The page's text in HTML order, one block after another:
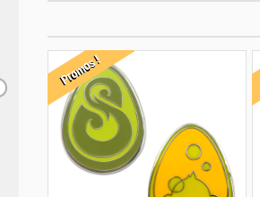
Promos !